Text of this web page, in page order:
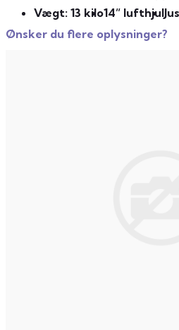
Vægt: 13 kilo14” lufthjul
Ønsker du flere oplysninger?